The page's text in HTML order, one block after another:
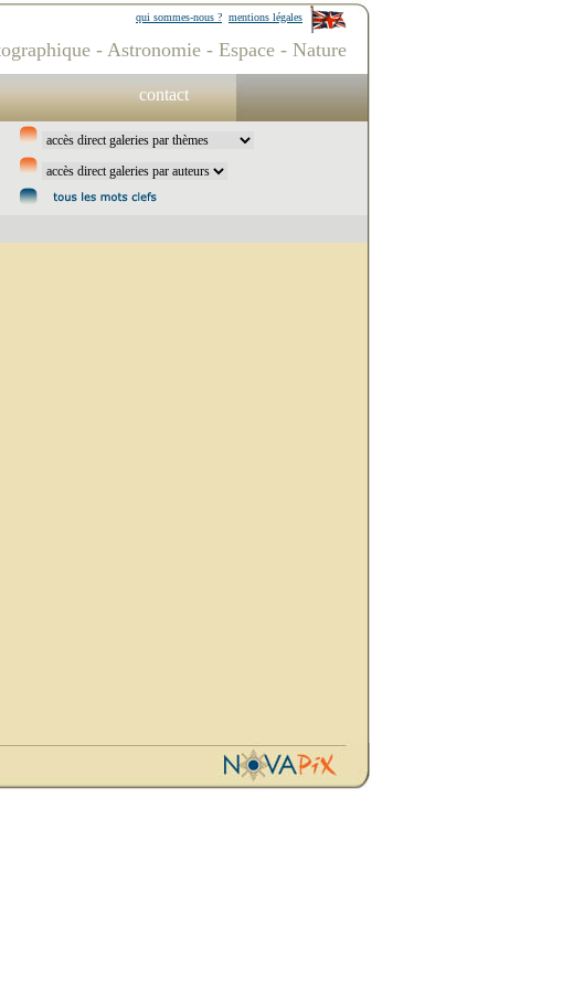
mentions légales
qui sommes-nous ?
- Astronomie - Espace - Nature
contact